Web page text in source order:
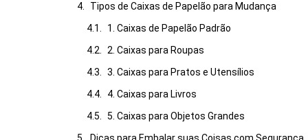
Tipos de Caixas de Papelão para Mudança
1. Caixas de Papelão Padrão
2. Caixas para Roupas
3. Caixas para Pratos e Utensílios
4. Caixas para Livros
5. Caixas para Objetos Grandes